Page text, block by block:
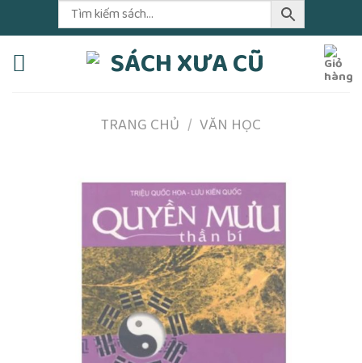
to
content
TRANG CHỦ / VĂN HỌC